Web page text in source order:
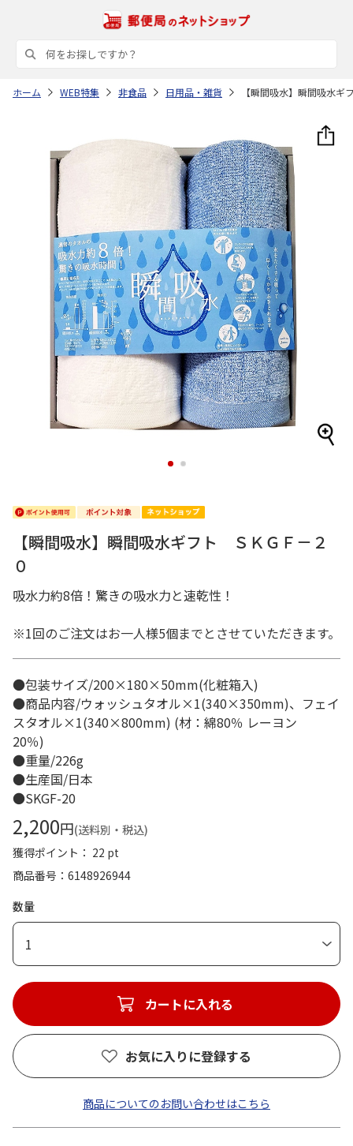
ホーム WEB特集 非食品 日用品・雑貨 【瞬間吸水】瞬間吸水
1 2
【瞬間吸水】瞬間吸水ギフト ＳＫＧＦ－２
０
吸水力約8倍！驚きの吸水力と速乾性！
※1回のご注文はお一人様5個までとさせていただきます。
●包装サイズ/200×180×50mm(化粧箱入)
●商品内容/ウォッシュタオル×1(340×350mm)、フェイ
スタオル×1(340×800mm) (材：綿80％ レーヨン
20％)
●重量/226g
●生産国/日本
●SKGF-20
2,200円(送料別・税込)
獲得ポイント： 22 pt
商品番号
6148926944
数量
1
カートに入れる
お気に入りに登録する
商品についてのお問い合わせはこちら